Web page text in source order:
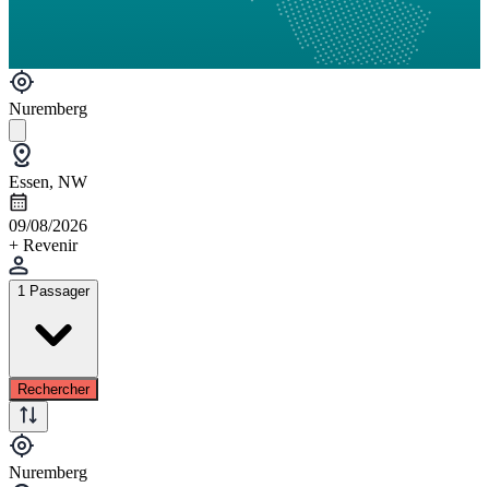
Nuremberg
Essen, NW
09/08/2026
+ Revenir
1 Passager
Rechercher
Nuremberg